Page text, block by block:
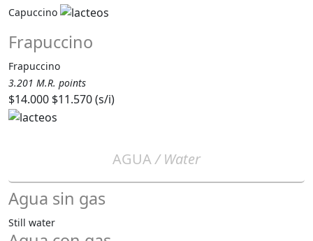
Capuccino
Frapuccino
Frapuccino
3.201 M.R. points
$14.000 $11.570 (s/i)
AGUA/ Water
Agua sin gas
Still water